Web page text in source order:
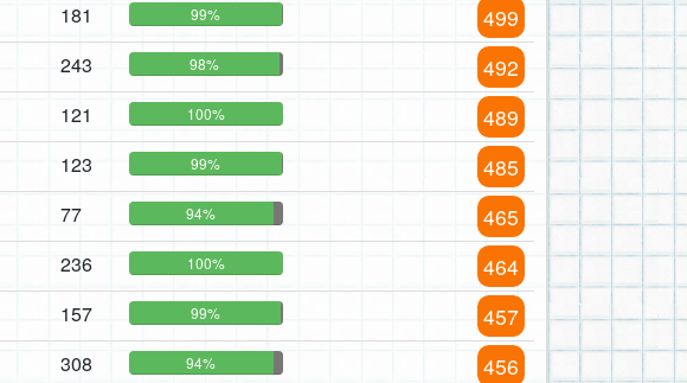
181 99% 499
243 98% 492
121 100% 489
123 99% 485
77 94% 465
236 100% 464
157 99% 457
308 94% 456